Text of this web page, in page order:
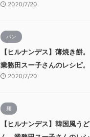
2020/7/20
パン
【ヒルナンデス】薄焼き餅。
業務田スー子さんのレシピ。
2020/7/20
麺
【ヒルナンデス】韓国風うど